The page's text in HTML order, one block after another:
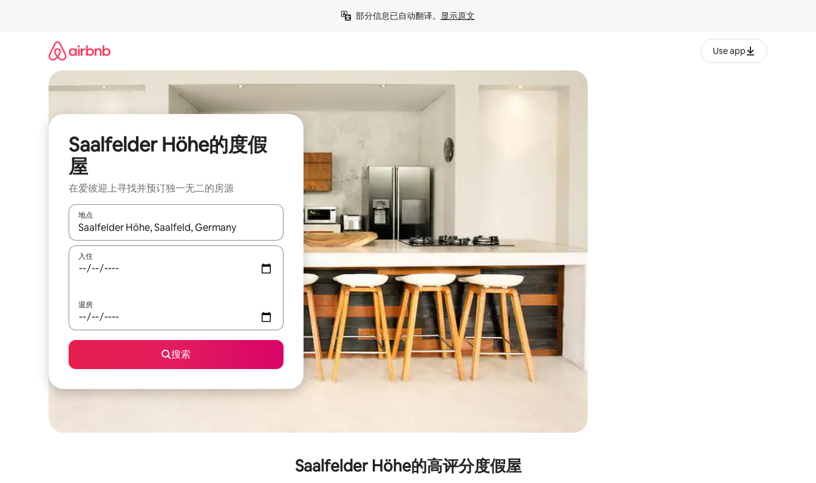
部分信息已自动翻译。 显示原文
Use app
Saalfelder Höhe的度假
屋
在爱彼迎上寻找并预订独一无二的房源
地点
如有搜索结果，请使用上下方向键查看，或通过点击或滑动手势浏览。
入住
退房
搜索
Saalfelder Höhe的高评分度假屋